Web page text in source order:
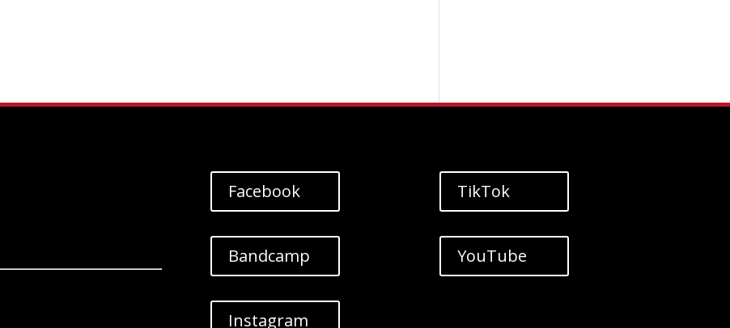
Facebook
Bandcamp
Instagram
TikTok
YouTube